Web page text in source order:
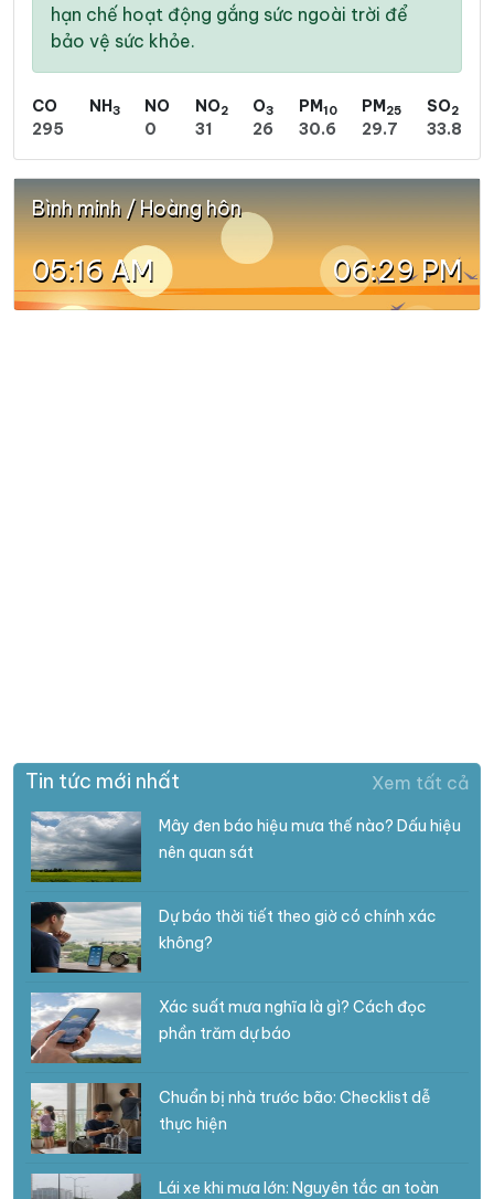
hạn chế hoạt động gắng sức ngoài trời để
bảo vệ sức khỏe.
CO
295
NH3
NO
0
NO2
31
O3
26
PM10
30.6
PM25
29.7
SO2
33.8
Bình minh / Hoàng hôn
05:16 AM 06:29 PM
Tin tức mới nhất Xem tất cả
Mây đen báo hiệu mưa thế nào? Dấu hiệu
nên quan sát
Dự báo thời tiết theo giờ có chính xác
không?
Xác suất mưa nghĩa là gì? Cách đọc
phần trăm dự báo
Chuẩn bị nhà trước bão: Checklist dễ
thực hiện
Lái xe khi mưa lớn: Nguyên tắc an toàn